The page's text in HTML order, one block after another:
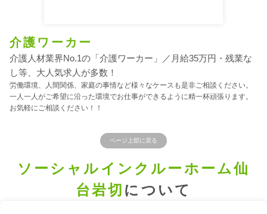
介護ワーカー
介護人材業界No.1の「介護ワーカー」／月給35万円・残業な
し等、大人気求人が多数！
労働環境、人間関係、家庭の事情など様々なケースも是非ご相談ください。
一人一人がご希望に沿った環境でお仕事ができるように精一杯頑張ります。
お気軽にご相談ください！！
ページ上部に戻る
ソーシャルインクルーホーム仙
台岩切 について